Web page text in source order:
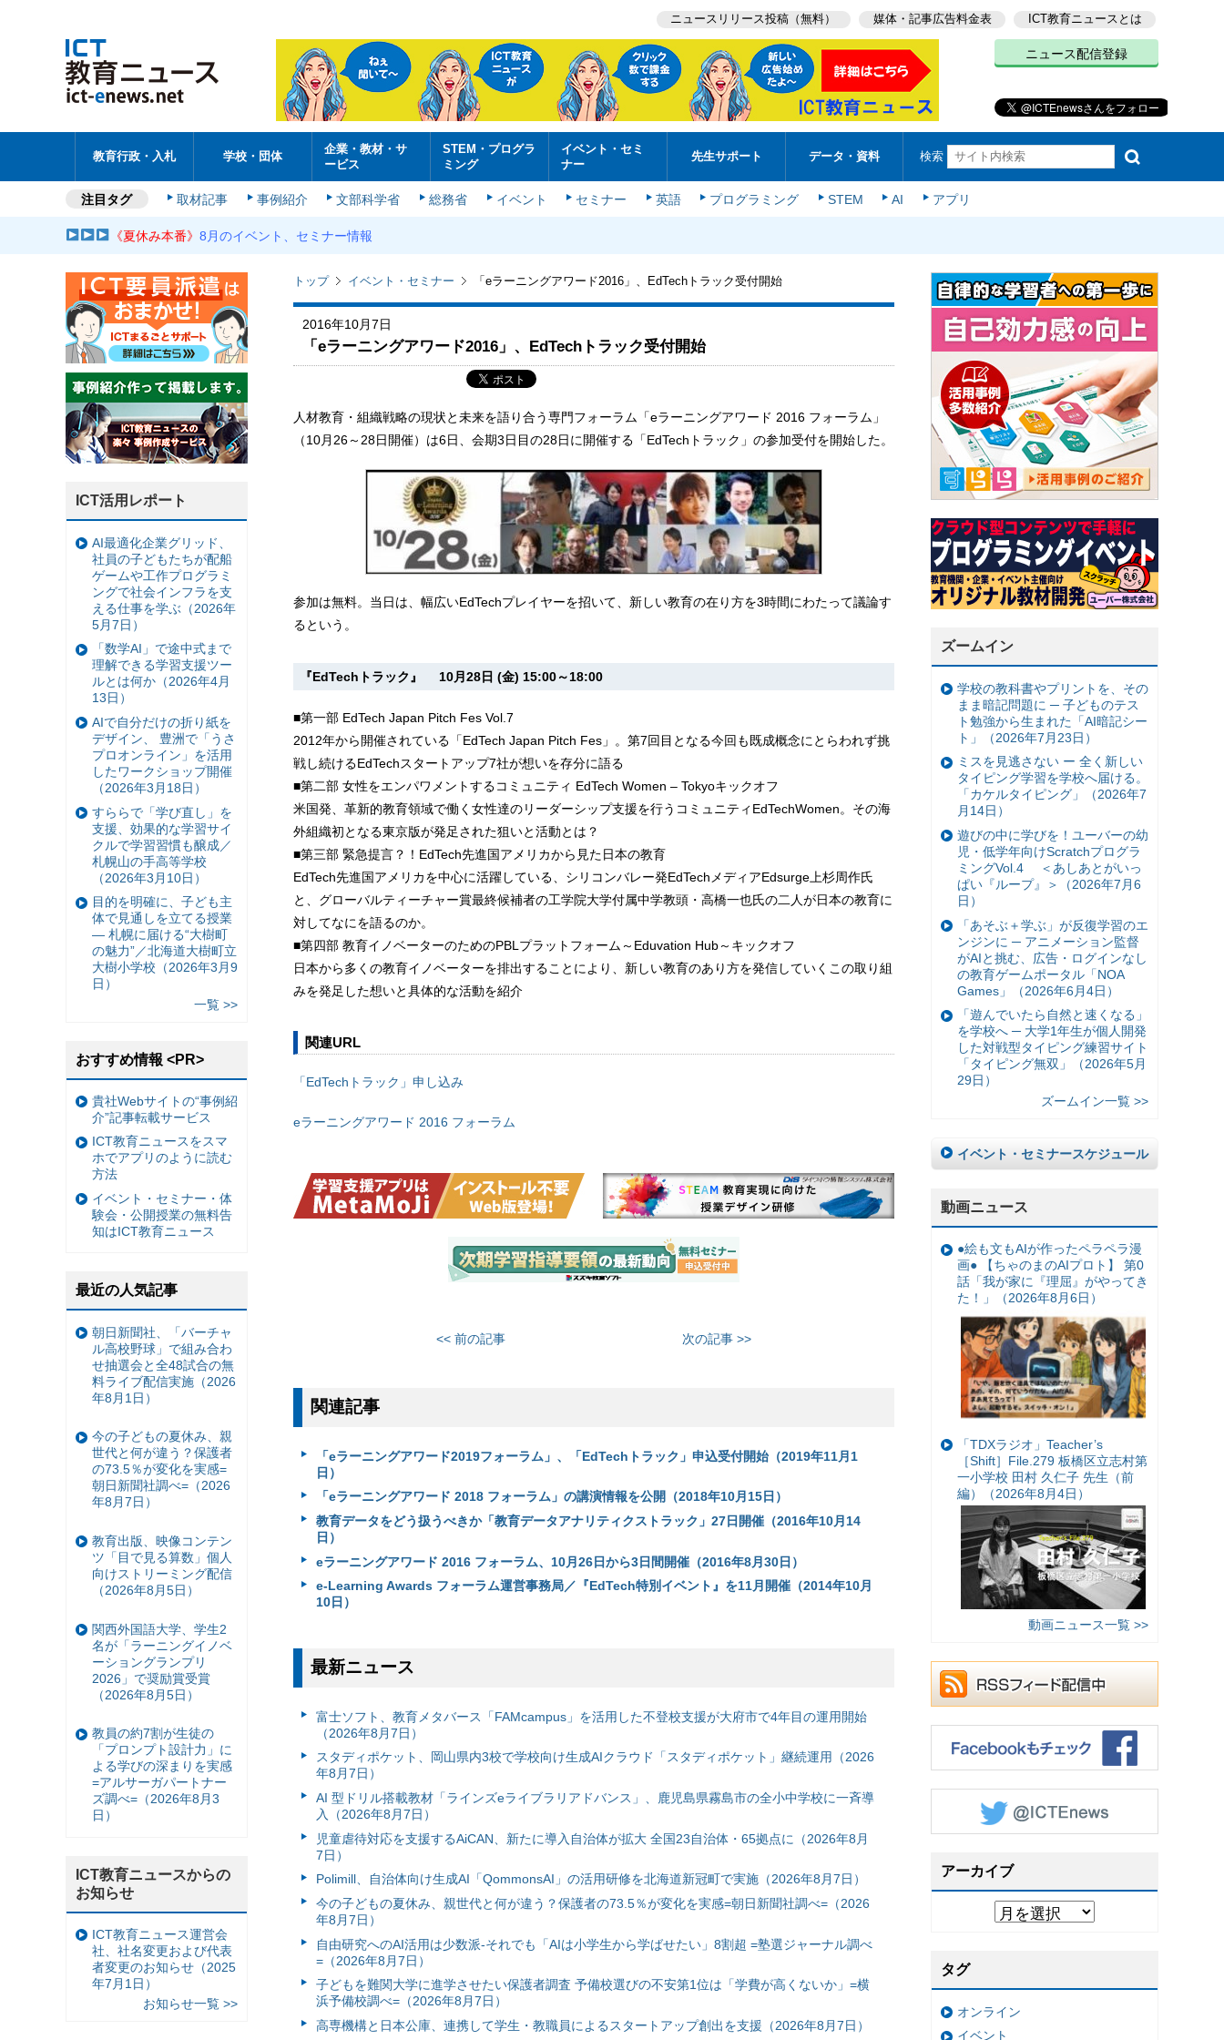
ニュースリリース投稿（無料） 媒体・記事広告料金表 ICT教育ニュースとは
ニュース配信登録
教育行政・入札 学校・団体
企業・教材・サ
ービス
STEM・プログラ
ミング
イベント・セミ
ナー
先生サポート データ・資料 検索
注目タグ 取材記事 事例紹介 文部科学省 総務省 イベント セミナー 英語 プログラミング STEM AI アプリ
《夏休み本番》8月のイベント、セミナー情報
トップ イベント・セミナー 「eラーニングアワード2016」、EdTechトラック受付開始
2016年10月7日
「eラーニングアワード2016」、EdTechトラック受付開始
人材教育・組織戦略の現状と未来を語り合う専門フォーラム「eラーニングアワード 2016 フォーラム」
（10月26～28日開催）は6日、会期3日目の28日に開催する「EdTechトラック」の参加受付を開始した。
参加は無料。当日は、幅広いEdTechプレイヤーを招いて、新しい教育の在り方を3時間にわたって議論す
るという。
『EdTechトラック』 10月28日 (金) 15:00～18:00
■第一部 EdTech Japan Pitch Fes Vol.7
2012年から開催されている「EdTech Japan Pitch Fes」。第7回目となる今回も既成概念にとらわれず挑
戦し続けるEdTechスタートアップ7社が想いを存分に語る
■第二部 女性をエンパワメントするコミュニティ EdTech Women – Tokyoキックオフ
米国発、革新的教育領域で働く女性達のリーダーシップ支援を行うコミュニティEdTechWomen。その海
外組織初となる東京版が発足された狙いと活動とは？
■第三部 緊急提言？！EdTech先進国アメリカから見た日本の教育
EdTech先進国アメリカを中心に活躍している、シリコンバレー発EdTechメディアEdsurge上杉周作氏
と、グローバルティーチャー賞最終候補者の工学院大学付属中学教頭・高橋一也氏の二人が日本の教育に
対してなにを語るのか。
■第四部 教育イノベーターのためのPBLプラットフォーム～Eduvation Hub～キックオフ
日本から多くの教育イノベーターを排出することにより、新しい教育のあり方を発信していくこの取り組
みを発足した想いと具体的な活動を紹介
関連URL
「EdTechトラック」申し込み
eラーニングアワード 2016 フォーラム
<< 前の記事 次の記事 >>
関連記事
「eラーニングアワード2019フォーラム」、「EdTechトラック」申込受付開始（2019年11月1
日）
「eラーニングアワード 2018 フォーラム」の講演情報を公開（2018年10月15日）
教育データをどう扱うべきか「教育データアナリティクストラック」27日開催（2016年10月14
日）
eラーニングアワード 2016 フォーラム、10月26日から3日間開催（2016年8月30日）
e-Learning Awards フォーラム運営事務局／『EdTech特別イベント』を11月開催（2014年10月
10日）
最新ニュース
富⼠ソフト、教育メタバース「FAMcampus」を活用した不登校支援が大府市で4年目の運用開始
（2026年8月7日）
スタディポケット、岡山県内3校で学校向け生成AIクラウド「スタディポケット」継続運用（2026
年8月7日）
AI 型ドリル搭載教材「ラインズeライブラリアドバンス」、鹿児島県霧島市の全小中学校に一斉導
入（2026年8月7日）
児童虐待対応を支援するAiCAN、新たに導入自治体が拡大 全国23自治体・65拠点に（2026年8月
7日）
Polimill、自治体向け生成AI「QommonsAI」の活用研修を北海道新冠町で実施（2026年8月7日）
今の子どもの夏休み、親世代と何が違う？保護者の73.5％が変化を実感=朝日新聞社調べ=（2026
年8月7日）
自由研究へのAI活用は少数派-それでも「AIは小学生から学ばせたい」8割超 =塾選ジャーナル調べ
=（2026年8月7日）
子どもを難関大学に進学させたい保護者調査 予備校選びの不安第1位は「学費が高くないか」=横
浜予備校調べ=（2026年8月7日）
高専機構と日本公庫、連携して学生・教職員によるスタートアップ創出を支援（2026年8月7日）
ズームイン
学校の教科書やプリントを、その
まま暗記問題に ─ 子どものテス
ト勉強から生まれた「AI暗記シー
ト」（2026年7月23日）
ミスを見逃さない ー 全く新しい
タイピング学習を学校へ届ける。
「カケルタイピング」（2026年7
月14日）
遊びの中に学びを！ユーバーの幼
児・低学年向けScratchプログラ
ミングVol.4 ＜あしあとがいっ
ぱい『ループ』＞（2026年7月6
日）
「あそぶ＋学ぶ」が反復学習のエ
ンジンに ─ アニメーション監督
がAIと挑む、広告・ログインなし
の教育ゲームポータル「NOA
Games」（2026年6月4日）
「遊んでいたら自然と速くなる」
を学校へ ─ 大学1年生が個人開発
した対戦型タイピング練習サイト
「タイピング無双」（2026年5月
29日）
ズームイン一覧 >>
イベント・セミナースケジュール
動画ニュース
●絵も文もAIが作ったペラペラ漫
画● 【ちゃのまのAIプロト】 第0
話「我が家に『理屈』がやってき
た！」（2026年8月6日）
「TDXラジオ」Teacher’s
［Shift］File.279 板橋区立志村第
一小学校 田村 久仁子 先生（前
編）（2026年8月4日）
動画ニュース一覧 >>
アーカイブ
タグ
オンライン
イベント
ICT活用レポート
AI最適化企業グリッド、
社員の子どもたちが配船
ゲームや工作プログラミ
ングで社会インフラを支
える仕事を学ぶ（2026年
5月7日）
「数学AI」で途中式まで
理解できる学習支援ツー
ルとは何か（2026年4月
13日）
AIで自分だけの折り紙を
デザイン、 豊洲で「うさ
プロオンライン」を活用
したワークショップ開催
（2026年3月18日）
すららで「学び直し」を
支援、効果的な学習サイ
クルで学習習慣も醸成／
札幌山の手高等学校
（2026年3月10日）
目的を明確に、子ども主
体で見通しを立てる授業
— 札幌に届ける“大樹町
の魅力”／北海道大樹町立
大樹小学校（2026年3月9
日）
一覧 >>
おすすめ情報 <PR>
貴社Webサイトの“事例紹
介”記事転載サービス
ICT教育ニュースをスマ
ホでアプリのように読む
方法
イベント・セミナー・体
験会・公開授業の無料告
知はICT教育ニュース
最近の人気記事
朝日新聞社、「バーチャ
ル高校野球」で組み合わ
せ抽選会と全48試合の無
料ライブ配信実施（2026
年8月1日）
今の子どもの夏休み、親
世代と何が違う？保護者
の73.5％が変化を実感=
朝日新聞社調べ=（2026
年8月7日）
教育出版、映像コンテン
ツ「目で見る算数」個人
向けストリーミング配信
（2026年8月5日）
関西外国語大学、学生2
名が「ラーニングイノベ
ーショングランプリ
2026」で奨励賞受賞
（2026年8月5日）
教員の約7割が生徒の
「プロンプト設計力」に
よる学びの深まりを実感
=アルサーガパートナー
ズ調べ=（2026年8月3
日）
ICT教育ニュースからの
お知らせ
ICT教育ニュース運営会
社、社名変更および代表
者変更のお知らせ（2025
年7月1日）
お知らせ一覧 >>